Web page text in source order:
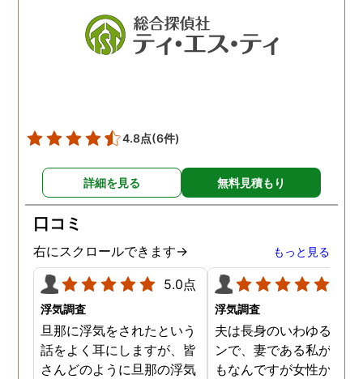
4.8点(6件)
詳細を見る 無料見積もり
口コミ
右にスクロールできます→ もっと見る
5.0点
浮気調査
旦那に浮気をされたという
話をよく耳にしますが、皆
さんどのように旦那の浮気
浮気調査
夫は長身のいわゆるイケ
ンで、妻である私が言う
もなんですが女性からの